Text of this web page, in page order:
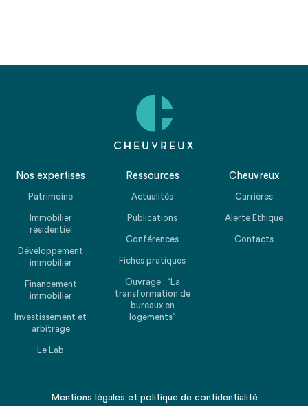
Nos expertises
Patrimoine
Immobilier
résidentiel
Développement
immobilier
Financement
immobilier
Investissement et
arbitrage
Le Lab
Ressources
Actualités
Publications
Conférences
Fiches pratiques
Ouvrage : “La
transformation de
bureaux en
logements”
Cheuvreux
Carrières
Alerte Ethique
Contacts
Mentions légales et politique de confidentialité